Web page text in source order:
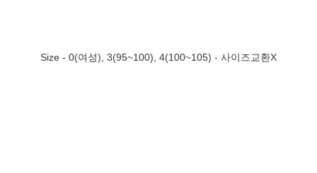
Size - 0(여성), 3(95~100), 4(100~105) - 사이즈교환X